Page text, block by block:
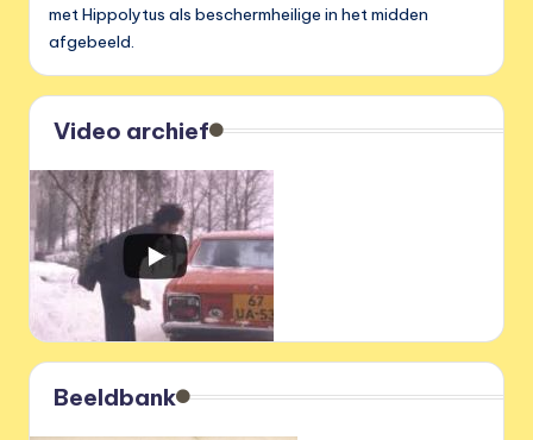
met Hippolytus als beschermheilige in het midden
afgebeeld.
Video archief
Beeldbank